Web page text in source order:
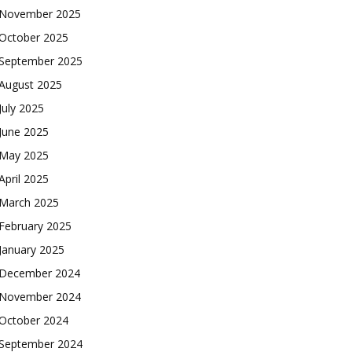
November 2025
2025
2025
2025
July 2025
June 2025
May 2025
2025
March 2025
February 2025
January 2025
December 2024
November 2024
2024
2024